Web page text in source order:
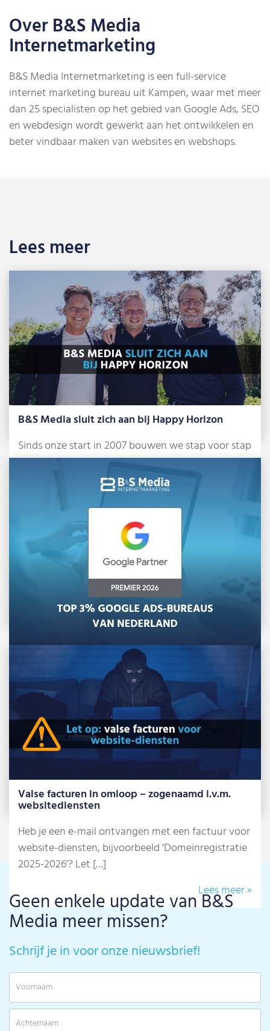
Over B&S Media
Internetmarketing
B&S Media Internetmarketing is een full-service
internet marketing bureau uit Kampen, waar met meer
dan 25 specialisten op het gebied van Google Ads, SEO
en webdesign wordt gewerkt aan het ontwikkelen en
beter vindbaar maken van websites en webshops.
Lees meer
B&S Media sluit zich aan bij Happy Horizon
Sinds onze start in 2007 bouwen we stap voor stap
aan ons bureau. Anno […]
Lees meer »
B&S Media is Google Premier Partner 2026
Net als voorgaande jaren behoort ons team in
2026 tot de beste 3% Google […]
Lees meer »
Valse facturen in omloop – zogenaamd i.v.m.
websitediensten
Heb je een e-mail ontvangen met een factuur voor
website-diensten, bijvoorbeeld ‘Domeinregistratie
2025-2026’? Let […]
Lees meer »
Geen enkele update van B&S
Media meer missen?
Schrijf je in voor onze nieuwsbrief!